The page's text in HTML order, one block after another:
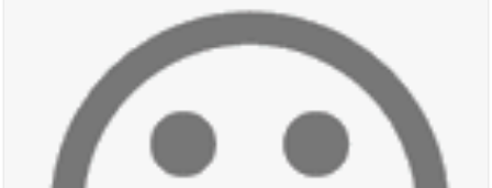
أخبار صيدا بلدية صيدا تهنئ نادي الأهلي صيدا بإحرازه بطولة لبنان
بكرة الطاولة للرجال للعام الرابع على التوالي